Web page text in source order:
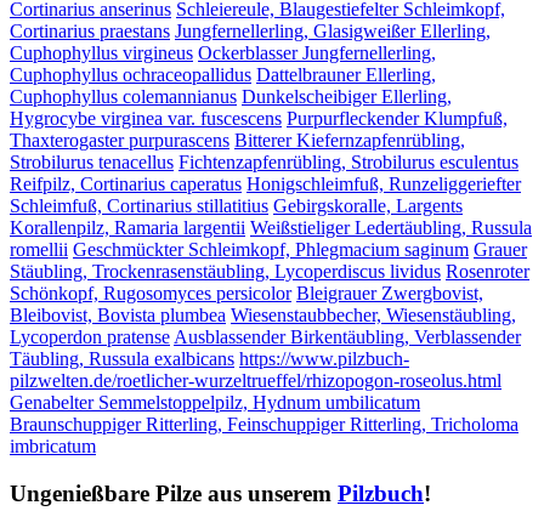
Cortinarius anserinus Schleiereule, Blaugestiefelter Schleimkopf,
Cortinarius praestans Jungfernellerling, Glasigweißer Ellerling,
Cuphophyllus virgineus Ockerblasser Jungfernellerling,
Cuphophyllus ochraceopallidus Dattelbrauner Ellerling,
Cuphophyllus colemannianus Dunkelscheibiger Ellerling,
Hygrocybe virginea var. fuscescens Purpurfleckender Klumpfuß,
Thaxterogaster purpurascens Bitterer Kiefernzapfenrübling,
Strobilurus tenacellus Fichtenzapfenrübling, Strobilurus esculentus
Reifpilz, Cortinarius caperatus Honigschleimfuß, Runzeliggeriefter
Schleimfuß, Cortinarius stillatitius Gebirgskoralle, Largents
Korallenpilz, Ramaria largentii Weißstieliger Ledertäubling, Russula
romellii Geschmückter Schleimkopf, Phlegmacium saginum Grauer
Stäubling, Trockenrasenstäubling, Lycoperdiscus lividus Rosenroter
Schönkopf, Rugosomyces persicolor Bleigrauer Zwergbovist,
Bleibovist, Bovista plumbea Wiesenstaubbecher, Wiesenstäubling,
Lycoperdon pratenseAusblassender Birkentäubling, Verblassender
Täubling, Russula exalbicans https://www.pilzbuch-
pilzwelten.de/roetlicher-wurzeltrueffel/rhizopogon-roseolus.html
Genabelter Semmelstoppelpilz, Hydnum umbilicatum
Braunschuppiger Ritterling, Feinschuppiger Ritterling, Tricholoma
imbricatum
Ungenießbare Pilze aus unserem Pilzbuch!